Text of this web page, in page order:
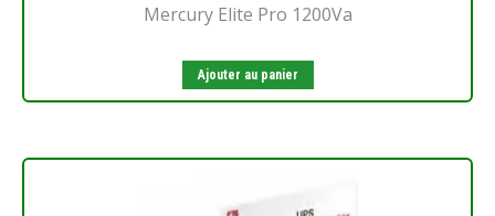
Mercury Elite Pro 1200Va
Ajouter au panier